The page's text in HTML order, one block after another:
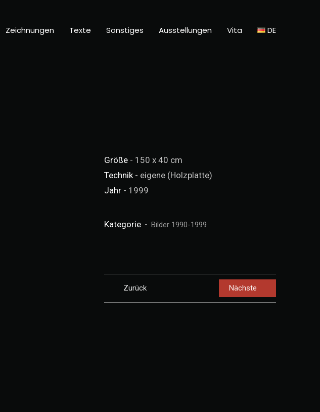
Zeichnungen Texte Sonstiges Ausstellungen Vita DE
Größe - 150 x 40 cm
Technik- eigene (Holzplatte)
Jahr - 1999
Kategorie Bilder 1990-1999
Zurück Nächste